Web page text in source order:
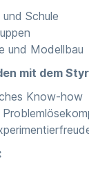
Schule
und Modellbau
mit dem
Know-how